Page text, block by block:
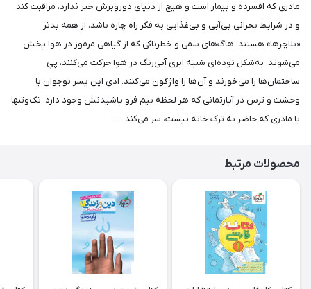
مادری که افسرده و بیمار است و هیچ از دنیای دور‌و‌برش خبر ندارد، مراقبت کند
و در شرایط بحرانی بی‌آبی و بی‌غذایی به فکر راه چاره باشد، از همه بدتر
«بلاچرها» هستند، هاگ‌های سمی و خطرناکی که از گیاهی مرموز در هوا پخش
می‌شوند، به‌شکل توده‌ای شبیه ابری آبی‌رنگ در هوا حرکت می‌کنند، پیِ
ساختمان‌ها را می‌خورند و آن‌ها را واژگون می‌کنند. ادی این پسر نوجوان با
وحشت و ترس در آپارتمانی که هر لحظه بیم فرو پاشیدنش وجود دارد، تک‌و‌تنها
با مادری که حاضر به ترک خانه نیست، سر می‌کند …
محصولات مرتبط